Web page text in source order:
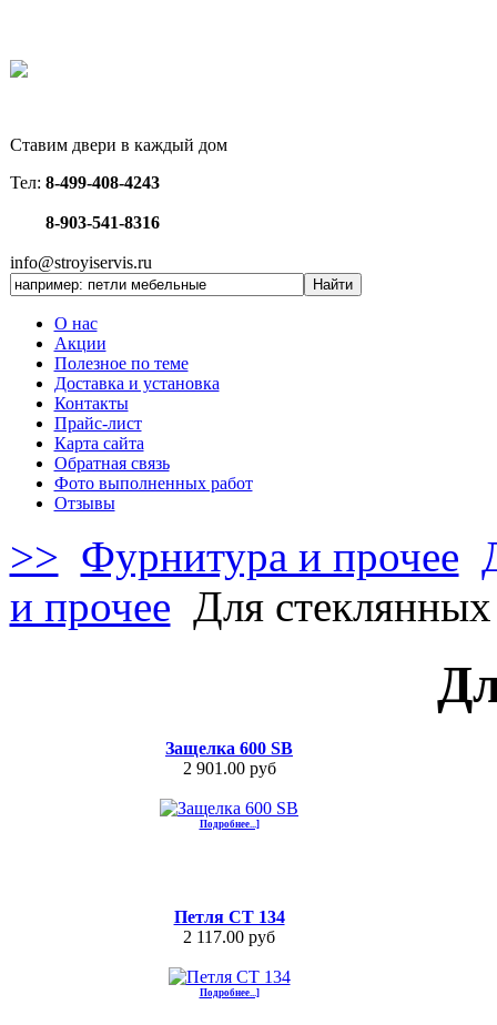
Ставим двери в каждый дом
Тел: 8-499-408-4243
8-903-541-8316
info@stroyiservis.ru
О нас
Акции
Полезное по теме
Доставка и установка
Контакты
Прайс-лист
Карта сайта
Обратная связь
Фото выполненных работ
Отзывы
>> Фурнитура и прочее
и прочее Для
Защелка 600 SB
2 901.00 руб
Подробнее...]
Петля СТ 134
2 117.00 руб
Подробнее...]